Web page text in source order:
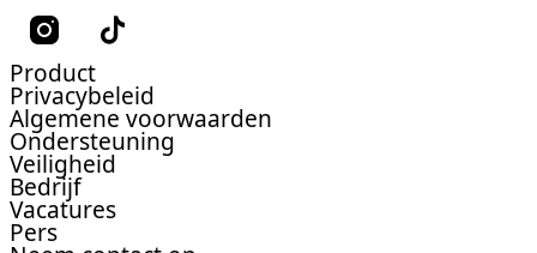
Product
Privacybeleid
Algemene voorwaarden
Ondersteuning
Veiligheid
Bedrijf
Vacatures
Pers